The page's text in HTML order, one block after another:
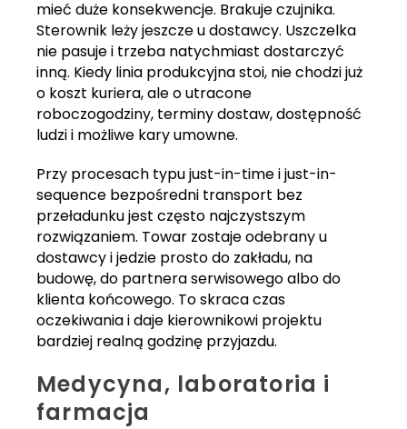
mieć duże konsekwencje. Brakuje czujnika.
Sterownik leży jeszcze u dostawcy. Uszczelka
nie pasuje i trzeba natychmiast dostarczyć
inną. Kiedy linia produkcyjna stoi, nie chodzi już
o koszt kuriera, ale o utracone
roboczogodziny, terminy dostaw, dostępność
ludzi i możliwe kary umowne.
Przy procesach typu just-in-time i just-in-
sequence bezpośredni transport bez
przeładunku jest często najczystszym
rozwiązaniem. Towar zostaje odebrany u
dostawcy i jedzie prosto do zakładu, na
budowę, do partnera serwisowego albo do
klienta końcowego. To skraca czas
oczekiwania i daje kierownikowi projektu
bardziej realną godzinę przyjazdu.
Medycyna, laboratoria i
farmacja